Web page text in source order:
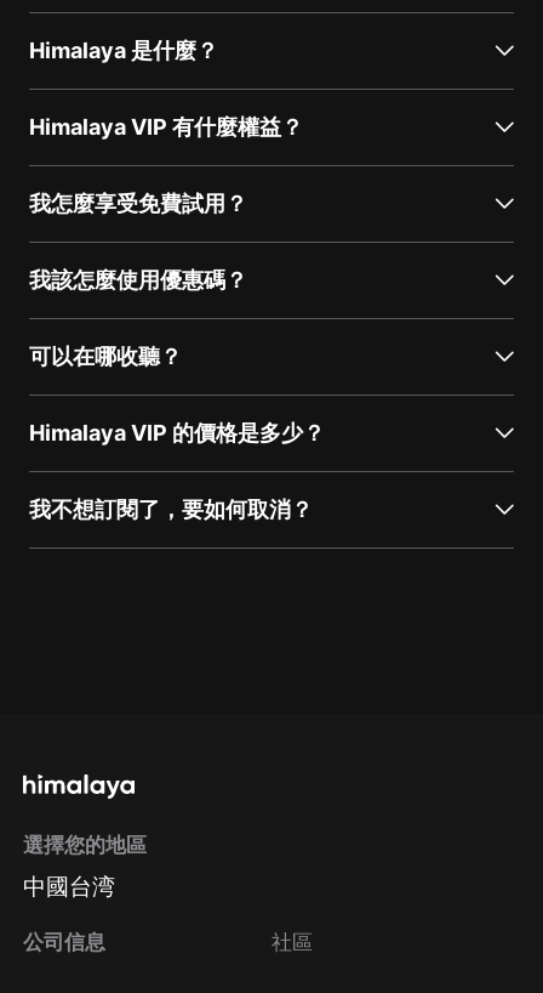
Himalaya 是什麼？
Himalaya VIP 有什麼權益？
我怎麼享受免費試用？
我該怎麼使用優惠碼？
可以在哪收聽？
Himalaya VIP 的價格是多少？
我不想訂閱了，要如何取消？
選擇您的地區
中國台湾
公司信息 社區